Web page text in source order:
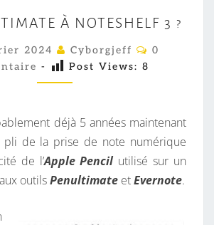
E
P
E
N
L
T
I
M
À NOTESHELF 3 ?
2024 Cyborgjeff
C
M
A
I
R
E
0
- Post Views: 8
déjà 5 années maintenant
pli de la prise de note numérique
de l’Apple Pencil utilisé sur un
outilsPenultimate etEvernote.